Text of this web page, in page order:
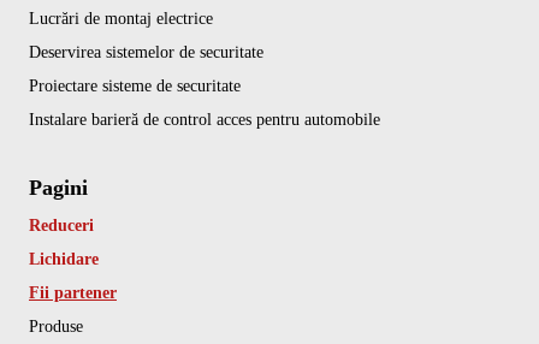
Lucrări de montaj electrice
Deservirea sistemelor de securitate
Proiectare sisteme de securitate
Instalare barieră de control acces pentru automobile
Pagini
Reduceri
Lichidare
Fii partener
Produse